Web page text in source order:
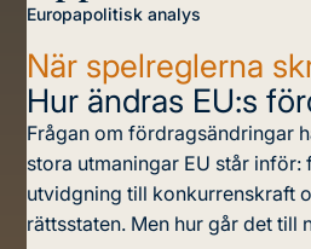
Europapolitisk analys
När spelreglerna
Hur ändras EU:s
Frågan om fördragsändringar
stora utmaningar EU står
utvidgning till konkurrenskraft
rättsstaten. Men hur går det till